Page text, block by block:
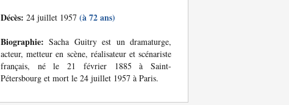
Décès: 24 juillet 1957 (à 72 ans)
Biographie: Sacha Guitry est un dramaturge,
acteur, metteur en scène, réalisateur et scénariste
français, né le 21 février 1885 à Saint-
Pétersbourg et mort le 24 juillet 1957 à Paris.